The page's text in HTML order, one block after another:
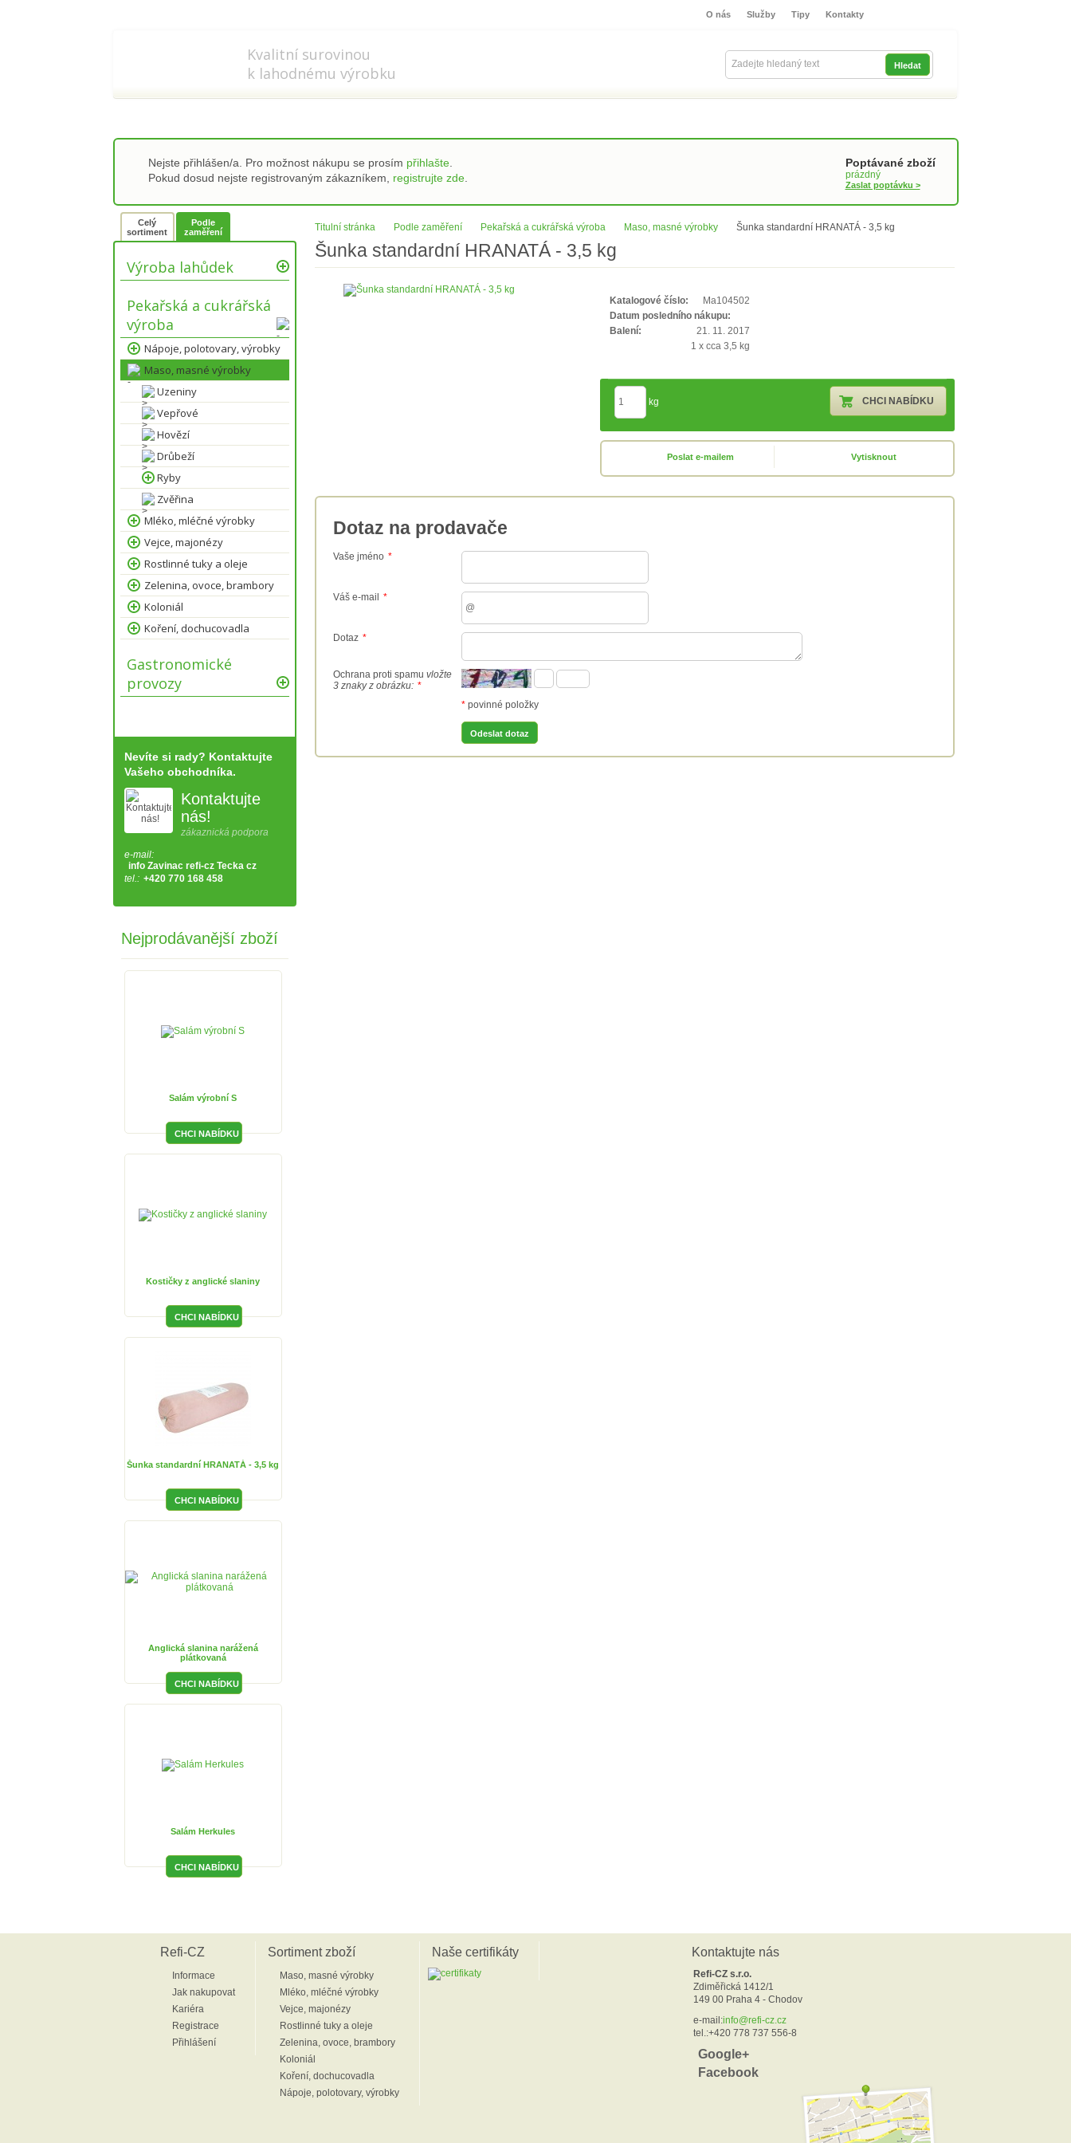
Kvalitní surovinou
k lahodnému výrobku
Nejste přihlášen/a. Pro možnost nákupu se prosím přihlašte.
Pokud dosud nejste registrovaným zákazníkem, registrujte zde.
Poptávané zboží
prázdný
Zaslat poptávku >
Titulní stránka Podle zaměření Pekařská a cukrářská výroba Maso, masné výrobky Šunka standardní HRANATÁ - 3,5 kg
Šunka standardní HRANATÁ - 3,5 kg
Katalogové číslo:
Ma104502
Datum posledního nákupu:
21. 11. 2017
Balení:
1 x cca 3,5 kg
kg
Poslat e-mailem Vytisknout
Dotaz na prodavače
Vaše jméno *
Váš e-mail *
Dotaz *
Ochrana proti spamu vložte
3 znaky z obrázku: *
*povinné položky
Celý
sortiment
Podle
zaměření
Výroba lahůdek
Pekařská a cukrářská
výroba
Nápoje, polotovary, výrobky
Maso, masné výrobky
Uzeniny
Vepřové
Hovězí
Drůbeží
Ryby
Zvěřina
Mléko, mléčné výrobky
Vejce, majonézy
Rostlinné tuky a oleje
Zelenina, ovoce, brambory
Koloniál
Koření, dochucovadla
Gastronomické
provozy
Nevíte si rady? Kontaktujte
Vašeho obchodníka.
Kontaktujte
nás!
zákaznická podpora
e-mail:
info Zavinac refi-cz Tecka cz
tel.: +420 770 168 458
Nejprodávanější zboží
Salám výrobní S
Kostičky z anglické slaniny
Šunka standardní HRANATÁ - 3,5 kg
Anglická slanina narážená
plátkovaná
Salám Herkules
O nás Služby Tipy Kontakty
Refi-CZ
Informace
Jak nakupovat
Kariéra
Registrace
Přihlášení
Sortiment zboží
Maso, masné výrobky
Mléko, mléčné výrobky
Vejce, majonézy
Rostlinné tuky a oleje
Zelenina, ovoce, brambory
Koloniál
Koření, dochucovadla
Nápoje, polotovary, výrobky
Naše certifikáty Kontaktujte nás
Refi-CZ s.r.o.
Zdiměřická 1412/1
149 00 Praha 4 - Chodov
e-mail:info@refi-cz.cz
tel.:+420 778 737 556-8
Google+
Facebook